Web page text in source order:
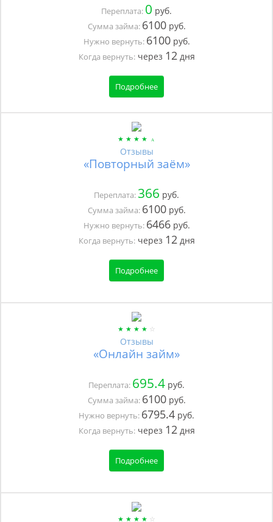
Переплата: 0 руб.
Сумма займа: 6100руб.
Нужно вернуть: 6100руб.
Когда вернуть:через 12дня
Подробнее
Отзывы
«Повторный заём»
Переплата: 366 руб.
Сумма займа: 6100руб.
Нужно вернуть: 6466руб.
Когда вернуть:через 12дня
Подробнее
Отзывы
«Онлайн займ»
Переплата: 695.4 руб.
Сумма займа: 6100руб.
Нужно вернуть: 6795.4 руб.
Когда вернуть:через 12дня
Подробнее